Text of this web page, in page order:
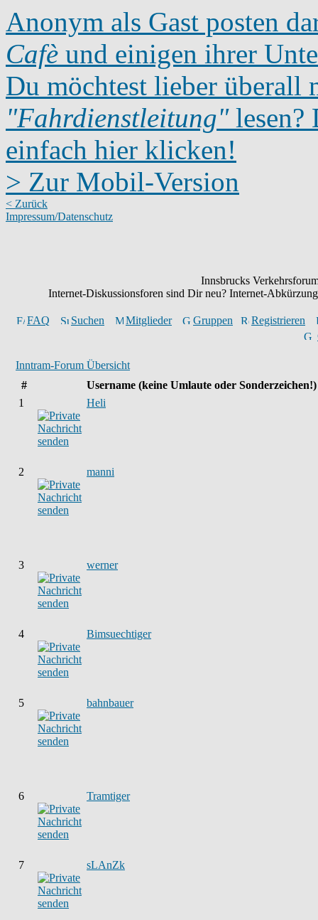
Anonym als Gast posten
Cafè und einigen ihrer
Du möchtest lieber überall
"Fahrdienstleitung"lesen?
einfach hier klicken!
> Zur Mobil-Version
< Zurück
Impressum/Datenschutz
Innsbrucks
Internet-Diskussionsforen sind Dir neu? Internet-
FAQ Suchen Mitglieder Gruppen
Registrieren
Inntram-Forum Übersicht
#
Username (keine Umlaute oder Sonderzeichen!)
1
Heli
2 manni
3 werner
4 Bimsuechtiger
5 bahnbauer
6 Tramtiger
7 sLAnZk